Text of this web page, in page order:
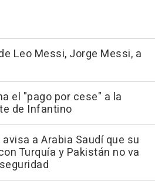
Leo Messi, Jorge Messi, a
el "pago por cese" a la
de Infantino
a Arabia Saudí que su
Turquía y Pakistán no va